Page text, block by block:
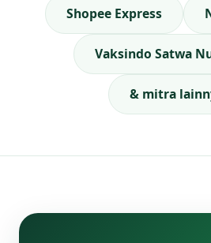
Shopee Express
Vaksindo Satwa
& mitra